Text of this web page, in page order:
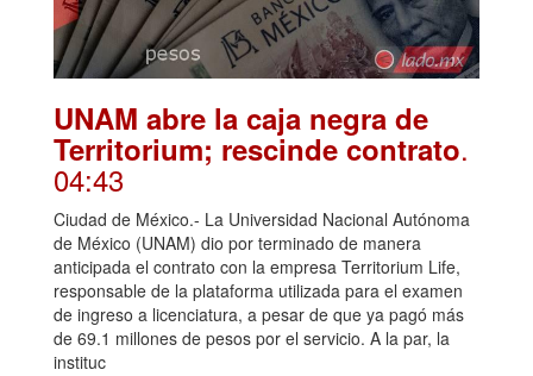
UNAM abre la caja negra de
Territorium; rescinde contrato.
04:43
Ciudad de México.- La Universidad Nacional Autónoma
de México (UNAM) dio por terminado de manera
anticipada el contrato con la empresa Territorium Life,
responsable de la plataforma utilizada para el examen
de ingreso a licenciatura, a pesar de que ya pagó más
de 69.1 millones de pesos por el servicio. A la par, la
instituc